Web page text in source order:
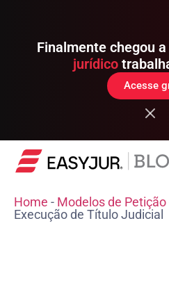
Finalmente chegou
jurídico
Acesse
Home - Modelos de Petição
Execução de Título Judicial